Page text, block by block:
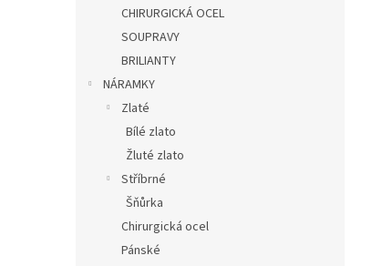
CHIRURGICKÁ OCEL
SOUPRAVY
BRILIANTY
NÁRAMKY
Zlaté
Bílé zlato
Žluté zlato
Stříbrné
Šňůrka
Chirurgická ocel
Pánské